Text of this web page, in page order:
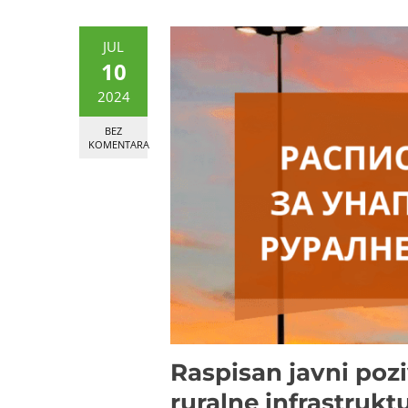
JUL
10
2024
BEZ
KOMENTARA
Raspisan javni